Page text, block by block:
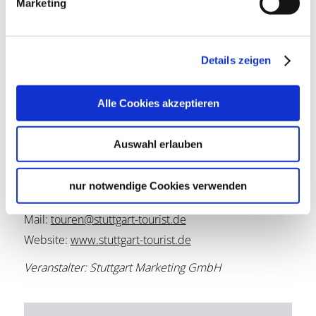
Marketing
Details zeigen
Alle Cookies akzeptieren
Auswahl erlauben
nur notwendige Cookies verwenden
möglich sind. Hierzu wenden Sie sich an:
der Anspruch auf das Ticket.
Lage & Kontakt
Feuersee, oberer S-Bahn Ausgang, Restaurant Rote
Kapelle
Feuerseeplatz 14
70176 Stuttgart
Mail:touren@stuttgart-tourist.de
Website: www.stuttgart-tourist.de
Veranstalter: Stuttgart Marketing GmbH